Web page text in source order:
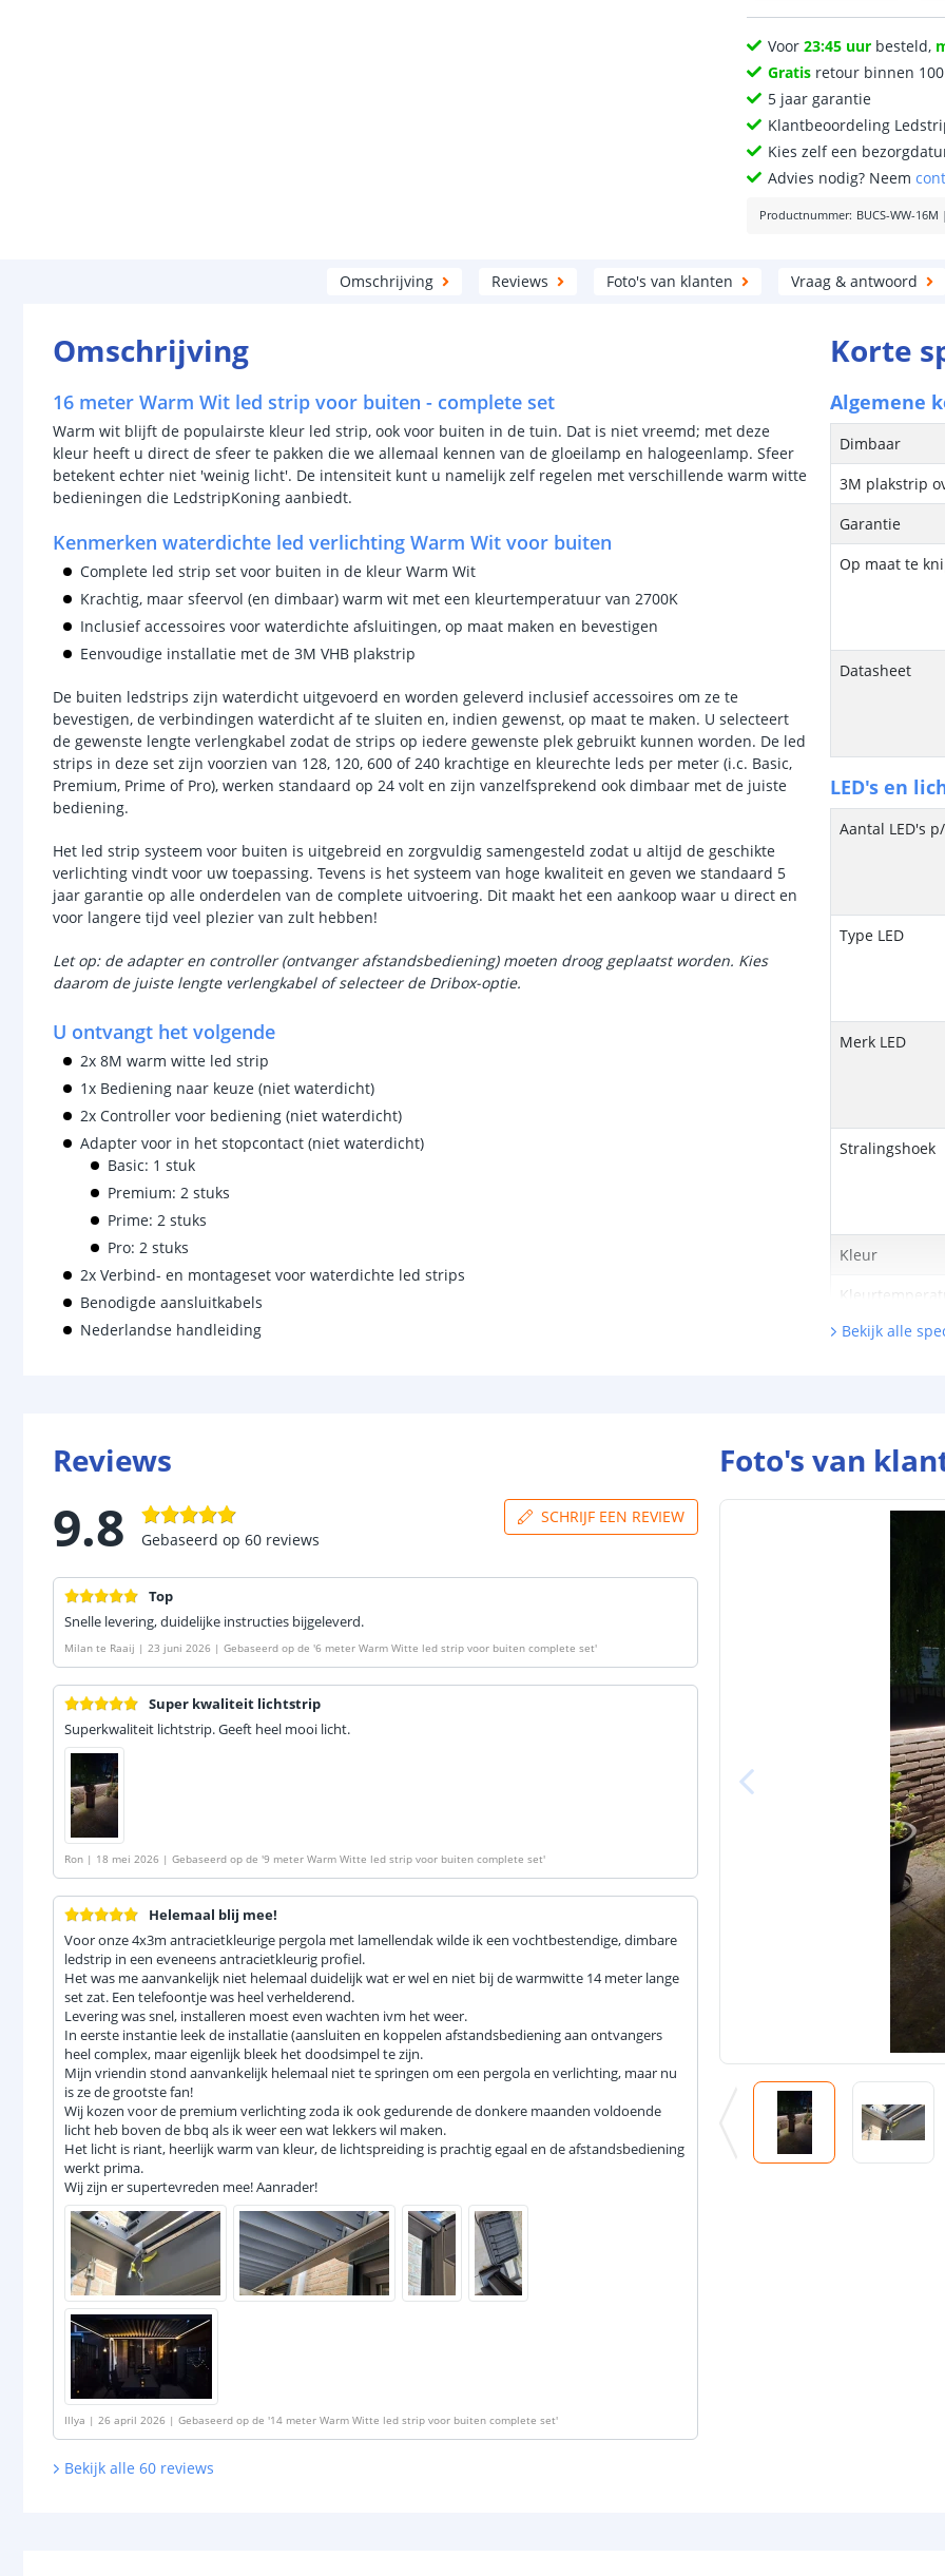
Voor23:45 uur besteld,
Gratis retour binnen
5 jaar garantie
Klantbeoordeling
Kies zelf een
Advies nodig? Neem
Productnummer: BUCS-WW-16M |
Omschrijving Reviews Foto's van klanten Vraag & antwoord
Omschrijving
16 meter Warm Wit led strip voor buiten - complete set
Warm wit blijft de populairste kleur led strip, ook voor buiten in de tuin. Dat is niet vreemd; met deze
kleur heeft u direct de sfeer te pakken die we allemaal kennen van de gloeilamp en halogeenlamp. Sfeer
betekent echter niet 'weinig licht'. De intensiteit kunt u namelijk zelf regelen met verschillende warm witte
bedieningen die LedstripKoning aanbiedt.
Kenmerken waterdichte led verlichting Warm Wit voor buiten
Complete led strip set voor buiten in de kleur Warm Wit
Krachtig, maar sfeervol (en dimbaar) warm wit met een kleurtemperatuur van 2700K
Inclusief accessoires voor waterdichte afsluitingen, op maat maken en bevestigen
Eenvoudige installatie met de 3M VHB plakstrip
De buiten ledstrips zijn waterdicht uitgevoerd en worden geleverd inclusief accessoires om ze te
bevestigen, de verbindingen waterdicht af te sluiten en, indien gewenst, op maat te maken. U selecteert
de gewenste lengte verlengkabel zodat de strips op iedere gewenste plek gebruikt kunnen worden. De led
strips in deze set zijn voorzien van 128, 120, 600 of 240 krachtige en kleurechte leds per meter (i.c. Basic,
Premium, Prime of Pro), werken standaard op 24 volt en zijn vanzelfsprekend ook dimbaar met de juiste
bediening.
Het led strip systeem voor buiten is uitgebreid en zorgvuldig samengesteld zodat u altijd de geschikte
verlichting vindt voor uw toepassing. Tevens is het systeem van hoge kwaliteit en geven we standaard 5
jaar garantie op alle onderdelen van de complete uitvoering. Dit maakt het een aankoop waar u direct en
voor langere tijd veel plezier van zult hebben!
Let op: de adapter en controller (ontvanger afstandsbediening) moeten droog geplaatst worden. Kies
daarom de juiste lengte verlengkabel of selecteer de Dribox-optie.
U ontvangt het volgende
2x 8M warm witte led strip
1x Bediening naar keuze (niet waterdicht)
2x Controller voor bediening (niet waterdicht)
Adapter voor in het stopcontact (niet waterdicht)
Basic: 1 stuk
Premium: 2 stuks
Prime: 2 stuks
Pro: 2 stuks
2x Verbind- en montageset voor waterdichte led strips
Benodigde aansluitkabels
Nederlandse handleiding
Korte
Algemene
Dimbaar
3M plakstrip
Garantie
Op maat te
Datasheet
LED's en
Aantal LED's
Type LED
Merk LED
Stralingshoek
Kleur
CRI
Lichtsterkte
Lumen per
Watt per LED
Voltage (DC)
Strip
Materiaal
bescherming
Plakstrip
Breedte led
Bekijk alle
Reviews
9.8 Gebaseerd op 60 reviews
SCHRIJF EEN REVIEW
Top
Snelle levering, duidelijke instructies bijgeleverd.
Milan te Raaij | 23 juni 2026 | Gebaseerd op de '6 meter Warm Witte led strip voor buiten complete set'
Super kwaliteit lichtstrip
Superkwaliteit lichtstrip. Geeft heel mooi licht.
Ron | 18 mei 2026 | Gebaseerd op de '9 meter Warm Witte led strip voor buiten complete set'
Helemaal blij mee!
Voor onze 4x3m antracietkleurige pergola met lamellendak wilde ik een vochtbestendige, dimbare
ledstrip in een eveneens antracietkleurig profiel.
Het was me aanvankelijk niet helemaal duidelijk wat er wel en niet bij de warmwitte 14 meter lange
set zat. Een telefoontje was heel verhelderend.
Levering was snel, installeren moest even wachten ivm het weer.
In eerste instantie leek de installatie (aansluiten en koppelen afstandsbediening aan ontvangers
heel complex, maar eigenlijk bleek het doodsimpel te zijn.
Mijn vriendin stond aanvankelijk helemaal niet te springen om een pergola en verlichting, maar nu
is ze de grootste fan!
Wij kozen voor de premium verlichting zoda ik ook gedurende de donkere maanden voldoende
licht heb boven de bbq als ik weer een wat lekkers wil maken.
Het licht is riant, heerlijk warm van kleur, de lichtspreiding is prachtig egaal en de afstandsbediening
werkt prima.
Wij zijn er supertevreden mee! Aanrader!
Illya | 26 april 2026 | Gebaseerd op de '14 meter Warm Witte led strip voor buiten complete set'
Bekijk alle 60 reviews
Foto's van